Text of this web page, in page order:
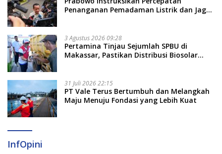
Penanganan Pemadaman Listrik dan Jaga
3 Agustus 2026 09:28
Pertamina Tinjau Sejumlah SPBU di
Makassar, Pastikan Distribusi Biosolar
31 Juli 2026 22:15
PT Vale Terus Bertumbuh dan Melangkah
Maju Menuju Fondasi yang Lebih Kuat
InfOpini